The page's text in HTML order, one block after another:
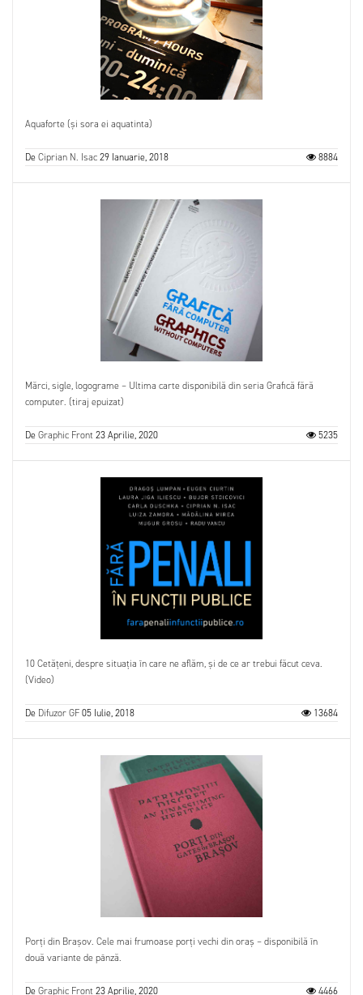
Aquaforte (și sora ei aquatinta)
DeCiprian N. Isac29 Ianuarie, 2018 8884
Mărci, sigle, logograme – Ultima carte disponibilă din seria Grafică fără
computer. (tiraj epuizat)
DeGraphic Front23 Aprilie, 2020 5235
10 Cetățeni, despre situația în care ne aflăm, și de ce ar trebui făcut ceva.
(Video)
De Difuzor GF05 Iulie, 2018 13684
Porți din Brașov. Cele mai frumoase porți vechi din oraș – disponibilă în
două variante de pânză.
DeGraphic Front23 Aprilie, 2020 4466